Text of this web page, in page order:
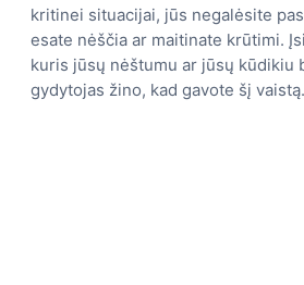
kritinei situacijai, jūs negalėsite
esate nėščia ar maitinate krūtimi.
kuris jūsų nėštumu ar jūsų kūdikiu
gydytojas žino, kad gavote šį vaistą.